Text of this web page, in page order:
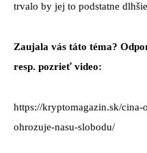
trvalo by jej to podstatne
Zaujala vás táto téma?
resp. pozrieť video:
https://kryptomagazin.sk/
ohrozuje-nasu-slobodu/